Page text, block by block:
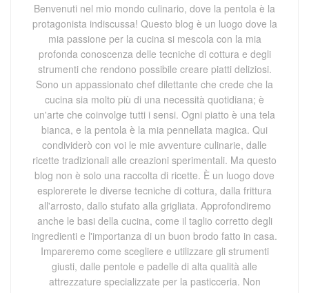
Benvenuti nel mio mondo culinario, dove la pentola è la
protagonista indiscussa! Questo blog è un luogo dove la
mia passione per la cucina si mescola con la mia
profonda conoscenza delle tecniche di cottura e degli
strumenti che rendono possibile creare piatti deliziosi.
Sono un appassionato chef dilettante che crede che la
cucina sia molto più di una necessità quotidiana; è
un'arte che coinvolge tutti i sensi. Ogni piatto è una tela
bianca, e la pentola è la mia pennellata magica. Qui
condividerò con voi le mie avventure culinarie, dalle
ricette tradizionali alle creazioni sperimentali. Ma questo
blog non è solo una raccolta di ricette. È un luogo dove
esplorerete le diverse tecniche di cottura, dalla frittura
all'arrosto, dallo stufato alla grigliata. Approfondiremo
anche le basi della cucina, come il taglio corretto degli
ingredienti e l'importanza di un buon brodo fatto in casa.
Impareremo come scegliere e utilizzare gli strumenti
giusti, dalle pentole e padelle di alta qualità alle
attrezzature specializzate per la pasticceria. Non